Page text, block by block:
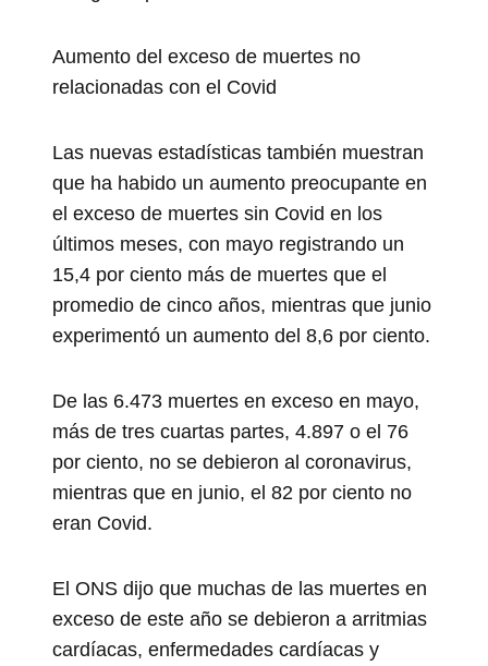
Aumento del exceso de muertes no
relacionadas con el Covid
Las nuevas estadísticas también muestran
que ha habido un aumento preocupante en
el exceso de muertes sin Covid en los
últimos meses, con mayo registrando un
15,4 por ciento más de muertes que el
promedio de cinco años, mientras que junio
experimentó un aumento del 8,6 por ciento.
De las 6.473 muertes en exceso en mayo,
más de tres cuartas partes, 4.897 o el 76
por ciento, no se debieron al coronavirus,
mientras que en junio, el 82 por ciento no
eran Covid.
El ONS dijo que muchas de las muertes en
exceso de este año se debieron a arritmias
cardíacas, enfermedades cardíacas y